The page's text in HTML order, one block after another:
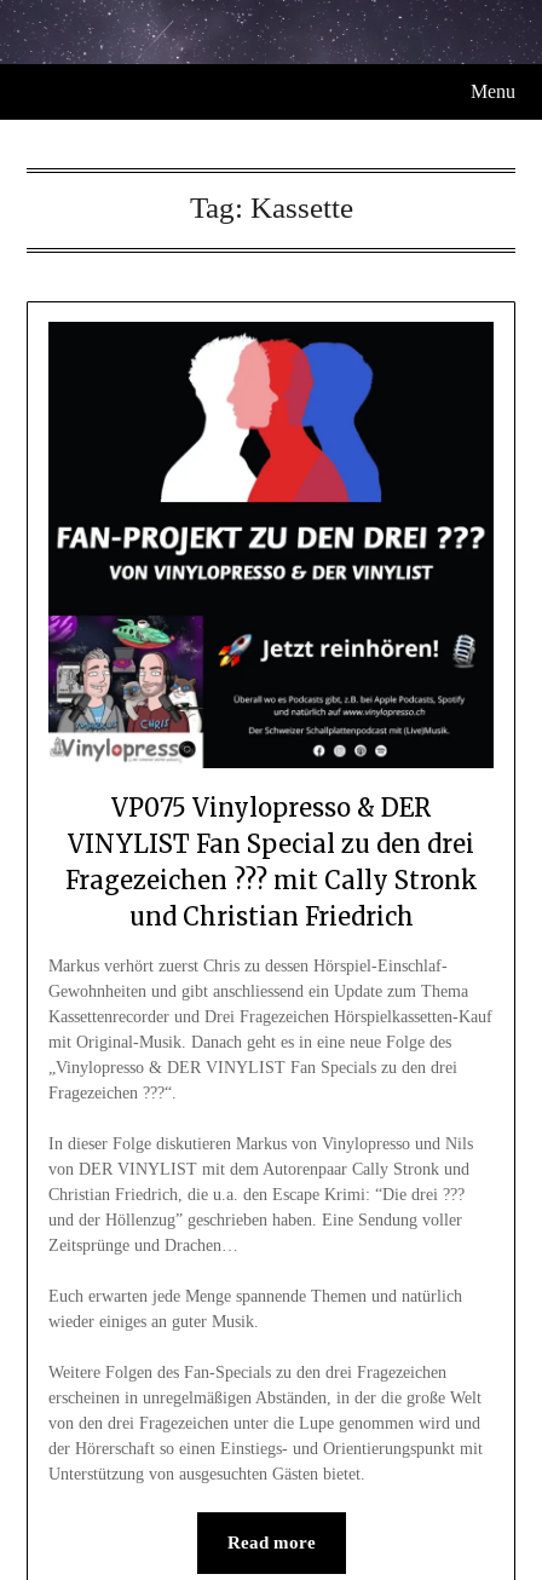
Menu
Tag: Kassette
VP075 Vinylopresso & DER
VINYLIST Fan Special zu den drei
Fragezeichen ??? mit Cally Stronk
und Christian Friedrich
Markus verhört zuerst Chris zu dessen Hörspiel-Einschlaf-
Gewohnheiten und gibt anschliessend ein Update zum Thema
Kassettenrecorder und Drei Fragezeichen Hörspielkassetten-Kauf
mit Original-Musik. Danach geht es in eine neue Folge des
„Vinylopresso & DER VINYLIST Fan Specials zu den drei
Fragezeichen ???“.
In dieser Folge diskutieren Markus von Vinylopresso und Nils
von DER VINYLIST mit dem Autorenpaar Cally Stronk und
Christian Friedrich, die u.a. den Escape Krimi: “Die drei ???
und der Höllenzug” geschrieben haben. Eine Sendung voller
Zeitsprünge und Drachen…
Euch erwarten jede Menge spannende Themen und natürlich
wieder einiges an guter Musik.
Weitere Folgen des Fan-Specials zu den drei Fragezeichen
erscheinen in unregelmäßigen Abständen, in der die große Welt
von den drei Fragezeichen unter die Lupe genommen wird und
der Hörerschaft so einen Einstiegs- und Orientierungspunkt mit
Unterstützung von ausgesuchten Gästen bietet.
Read more